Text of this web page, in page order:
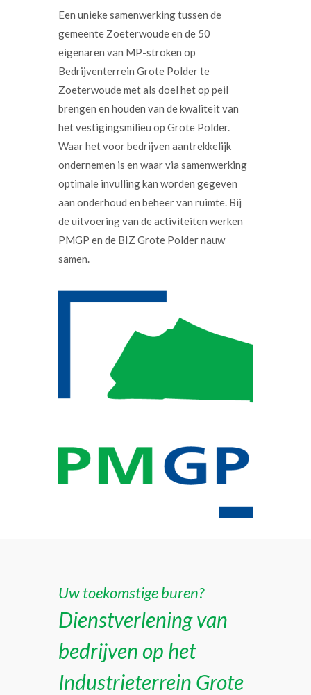
Een unieke samenwerking tussen de
gemeente Zoeterwoude en de 50
eigenaren van MP-stroken op
Bedrijventerrein Grote Polder te
Zoeterwoude met als doel het op peil
brengen en houden van de kwaliteit van
het vestigingsmilieu op Grote Polder.
Waar het voor bedrijven aantrekkelijk
ondernemen is en waar via samenwerking
optimale invulling kan worden gegeven
aan onderhoud en beheer van ruimte. Bij
de uitvoering van de activiteiten werken
PMGP en de BIZ Grote Polder nauw
samen.
Uw toekomstige buren?
Dienstverlening van
bedrijven op het
Industrieterrein Grote